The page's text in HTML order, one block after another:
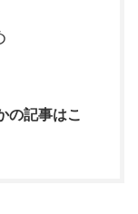
の記事はこ